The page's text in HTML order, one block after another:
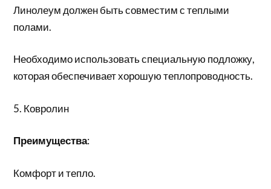
Линолеум должен быть совместим с теплыми
полами.
Необходимо использовать специальную подложку,
которая обеспечивает хорошую теплопроводность.
5. Ковролин
Преимущества:
Комфорт и тепло.